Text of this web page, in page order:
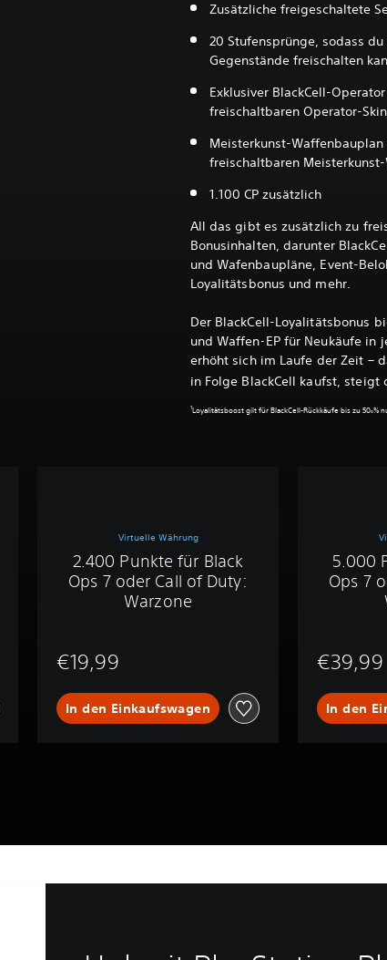
Zusätzliche freigeschaltete
20 Stufensprünge, sodass
Gegenstände freischalten
Exklusiver BlackCell-
freischaltbaren Operator-
Meisterkunst-
freischaltbaren
1.100 CP zusätzlich
All das gibt es zusätzlich zu
Bonusinhalten, darunter
und Wafenbaupläne, Event-
Loyalitätsbonus und mehr.
Der BlackCell-Loyalitätsbonus
und Waffen-EP für Neukäufe in
erhöht sich im Laufe der Zeit –
in Folge BlackCell kaufst, steigt
1Loyalitätsboost gilt für BlackCell-Rückkäufe bis zu 50ₒ%
Virtuelle Währung
2.400 Punkte für Black
Ops 7 oder Call of Duty:
Warzone
€19,99
In den Einkaufswagen
5.000
Ops 7
€39,99
In den